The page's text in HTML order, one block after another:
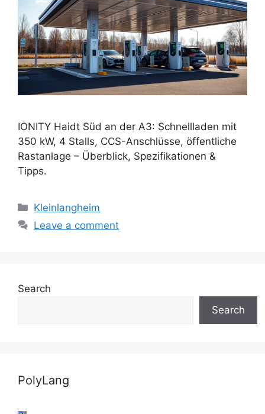
IONITY Haidt Süd an der A3: Schnellladen mit
350 kW, 4 Stalls, CCS-Anschlüsse, öffentliche
Rastanlage – Überblick, Spezifikationen &
Tipps.
Categories
Kleinlangheim
Leave a comment
Search
Search
PolyLang